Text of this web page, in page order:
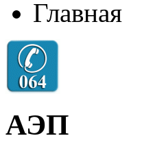
Главная
АЭП